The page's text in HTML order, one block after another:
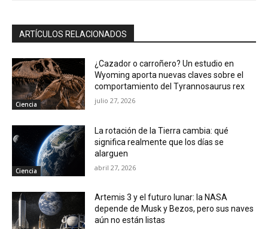
ARTÍCULOS RELACIONADOS
Ciencia
¿Cazador o carroñero? Un estudio en
Wyoming aporta nuevas claves sobre el
comportamiento del Tyrannosaurus rex
julio 27, 2026
Ciencia
La rotación de la Tierra cambia: qué
significa realmente que los días se
alarguen
abril 27, 2026
Artemis 3 y el futuro lunar: la NASA
depende de Musk y Bezos, pero sus naves
aún no están listas